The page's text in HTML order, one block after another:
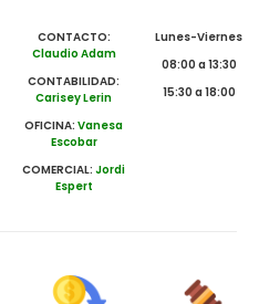
CONTACTO:
Claudio Adam
CONTABILIDAD:
Carisey Lerin
OFICINA:Vanesa
Escobar
COMERCIAL:Jordi
Espert
Lunes-Viernes
08:00 a 13:30
15:30 a 18:00